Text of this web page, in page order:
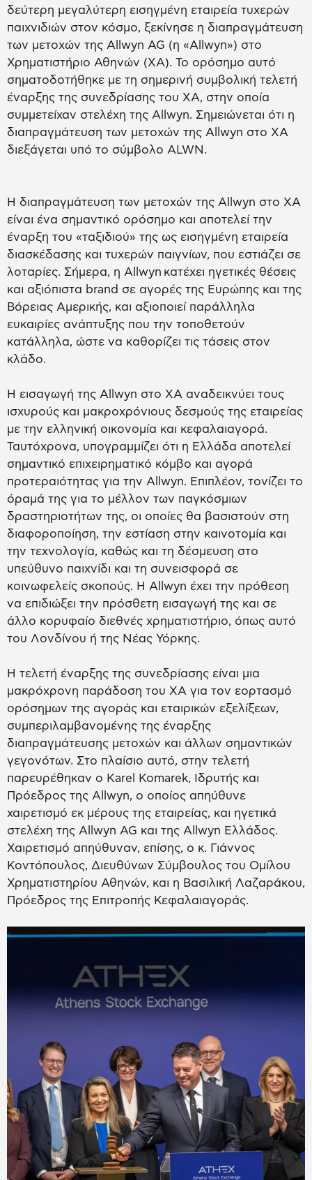
δεύτερη μεγαλύτερη εισηγμένη εταιρεία τυχερών
παιχνιδιών στον κόσμο, ξεκίνησε η διαπραγμάτευση
των μετοχών της Allwyn AG (η «Allwyn») στο
Χρηματιστήριο Αθηνών (ΧΑ). Το ορόσημο αυτό
σηματοδοτήθηκε με τη σημερινή συμβολική τελετή
έναρξης της συνεδρίασης του ΧΑ, στην οποία
συμμετείχαν στελέχη της Allwyn. Σημειώνεται ότι η
διαπραγμάτευση των μετοχών της Allwyn στο ΧΑ
διεξάγεται υπό το σύμβολο ALWN.
Η διαπραγμάτευση των μετοχών της Allwyn στο ΧΑ
είναι ένα σημαντικό ορόσημο και αποτελεί την
έναρξη του «ταξιδιού» της ως εισηγμένη εταιρεία
διασκέδασης και τυχερών παιγνίων, που εστιάζει σε
λοταρίες. Σήμερα, η Allwyn κατέχει ηγετικές θέσεις
και αξιόπιστα brand σε αγορές της Ευρώπης και της
Βόρειας Αμερικής, και αξιοποιεί παράλληλα
ευκαιρίες ανάπτυξης που την τοποθετούν
κατάλληλα, ώστε να καθορίζει τις τάσεις στον
κλάδο.
Η εισαγωγή της Allwyn στο ΧΑ αναδεικνύει τους
ισχυρούς και μακροχρόνιους δεσμούς της εταιρείας
με την ελληνική οικονομία και κεφαλαιαγορά.
Ταυτόχρονα, υπογραμμίζει ότι η Ελλάδα αποτελεί
σημαντικό επιχειρηματικό κόμβο και αγορά
προτεραιότητας για την Allwyn. Επιπλέον, τονίζει το
όραμά της για το μέλλον των παγκόσμιων
δραστηριοτήτων της, οι οποίες θα βασιστούν στη
διαφοροποίηση, την εστίαση στην καινοτομία και
την τεχνολογία, καθώς και τη δέσμευση στο
υπεύθυνο παιχνίδι και τη συνεισφορά σε
κοινωφελείς σκοπούς. Η Allwyn έχει την πρόθεση
να επιδιώξει την πρόσθετη εισαγωγή της και σε
άλλο κορυφαίο διεθνές χρηματιστήριο, όπως αυτό
του Λονδίνου ή της Νέας Υόρκης.
Η τελετή έναρξης της συνεδρίασης είναι μια
μακρόχρονη παράδοση του ΧΑ για τον εορτασμό
ορόσημων της αγοράς και εταιρικών εξελίξεων,
συμπεριλαμβανομένης της έναρξης
διαπραγμάτευσης μετοχών και άλλων σημαντικών
γεγονότων. Στο πλαίσιο αυτό, στην τελετή
παρευρέθηκαν ο Karel Komarek, Ιδρυτής και
Πρόεδρος της Allwyn, ο οποίος απηύθυνε
χαιρετισμό εκ μέρους της εταιρείας, και ηγετικά
στελέχη της Allwyn AG και της Allwyn Ελλάδος.
Χαιρετισμό απηύθυναν, επίσης, ο κ. Γιάννος
Κοντόπουλος, Διευθύνων Σύμβουλος του Ομίλου
Χρηματιστηρίου Αθηνών, και η Βασιλική Λαζαράκου,
Πρόεδρος της Επιτροπής Κεφαλαιαγοράς.